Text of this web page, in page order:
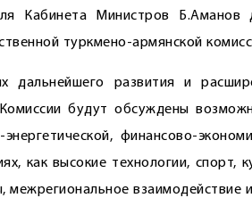
Кабинета Министров
туркмено-армянской
дальнейшего развития и
будут обсуждены
энергетической, финансово-
как высокие технологии, спорт,
взаимодействие